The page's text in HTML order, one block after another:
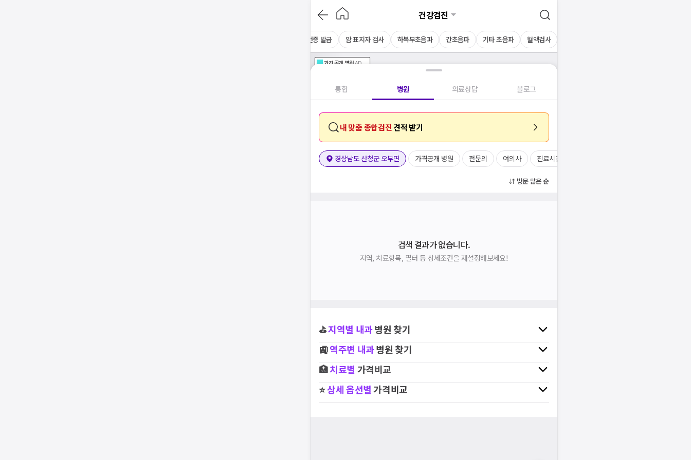
건강검진
보건증 발급 암 표지자 검사 하복부초음파 간초음파 기타 초음파 혈액검사
가격공개 병원AD
통합 병원 의료상담 블로그
내 맞춤 종합검진 견적 받기
경상남도 산청군 오부면 가격공개 병원 전문의 여의사 진료시간
방문 많은 순
검색 결과가 없습니다.
지역, 치료항목, 필터 등 상세조건을 재설정해보세요!
⛳지역별 내과병원 찾기
🚉역주변 내과병원 찾기
🏥치료별 가격비교
⭐상세 옵션별가격비교